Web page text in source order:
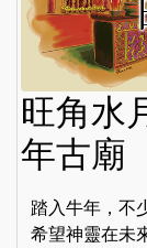
旺角水
年古廟
踏入牛年，不
希望神靈在未